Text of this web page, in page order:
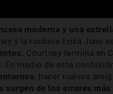
moderna y una
y la rockera Erika Juno
Courtney termina en
En medio de esta
, hacer nuevos
surgen de los errores más